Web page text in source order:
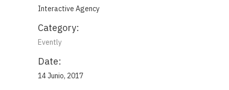
Interactive Agency
Category:
Evently
Date:
14 Junio, 2017